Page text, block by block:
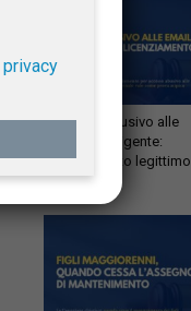
Accesso abusivo alle
email del dirigente:
licenziamento legittimo
privacy